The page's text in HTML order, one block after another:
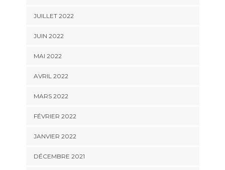
JUILLET 2022
JUIN 2022
MAI 2022
AVRIL 2022
MARS 2022
FÉVRIER 2022
JANVIER 2022
DÉCEMBRE 2021